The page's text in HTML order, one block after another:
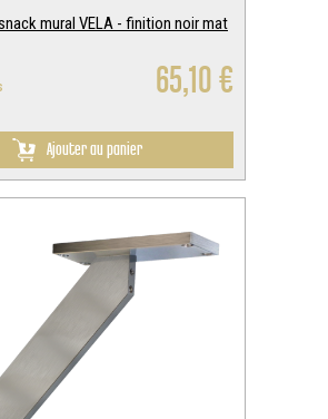
mural VELA - finition noir mat
65,10 €
Ajouter au panier